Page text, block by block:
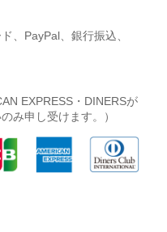
、PayPal、銀行振込、
EXPRESS・DINERSが
み申し受けます。）